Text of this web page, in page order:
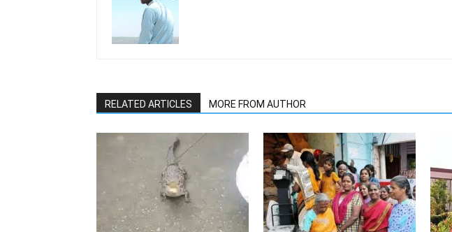
RELATED ARTICLES MORE FROM AUTHOR